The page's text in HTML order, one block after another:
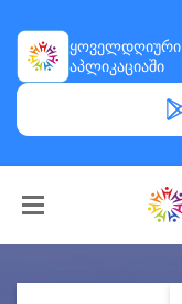
ყოველდღიური
აპლიკაციაში